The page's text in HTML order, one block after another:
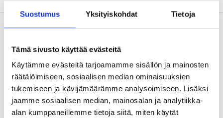
Suostumus Yksityiskohdat Tietoja
Tämä sivusto käyttää evästeitä
Käytämme evästeitä tarjoamamme sisällön ja mainosten
räätälöimiseen, sosiaalisen median ominaisuuksien
tukemiseen ja kävijämäärämme analysoimiseen. Lisäksi
jaamme sosiaalisen median, mainosalan ja analytiikka-
alan kumppaneillemme tietoja siitä, miten käytät
TTG Smart Lab